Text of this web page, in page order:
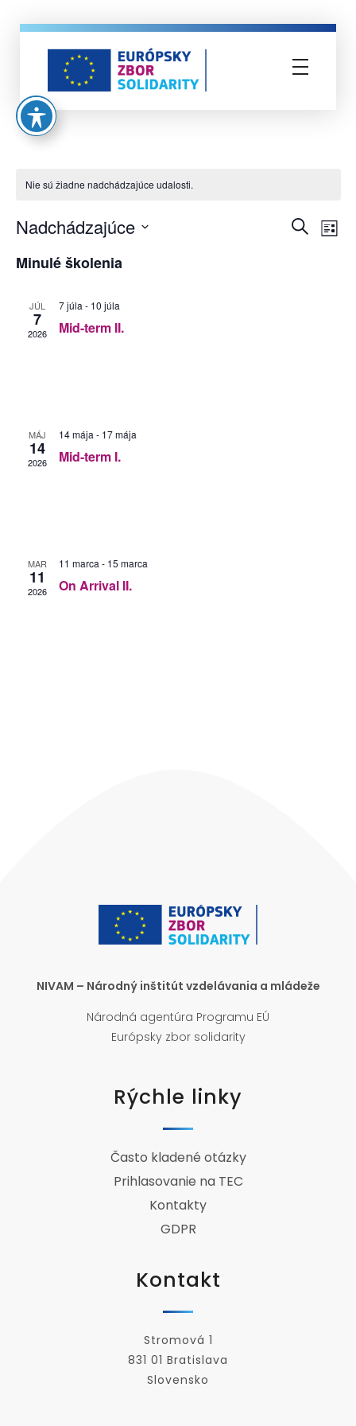
Nie sú žiadne nadchádzajúce udalosti.
Vyhľadať
Nadchádzajúce
dátum.
Minulé školenia
JÚL
7
2026
7 júla - 10 júla
Mid-term II.
MÁJ
14
2026
14 mája - 17 mája
Mid-term I.
MAR
11
2026
11 marca - 15 marca
On Arrival II.
NIVAM – Národný inštitút vzdelávania a mládeže
Národná agentúra Programu EÚ
Európsky zbor solidarity
Rýchle linky
Často kladené otázky
Prihlasovanie na TEC
Kontakty
GDPR
Kontakt
Stromová 1
831 01 Bratislava
Slovensko